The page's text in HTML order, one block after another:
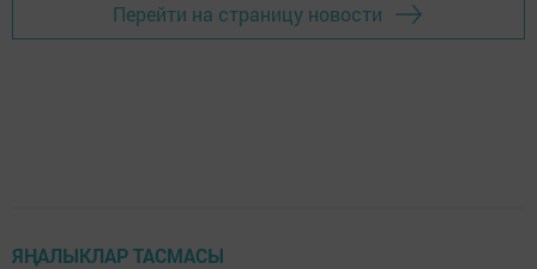
Перейти на страницу новости
ЯҢАЛЫКЛАР ТАСМАСЫ